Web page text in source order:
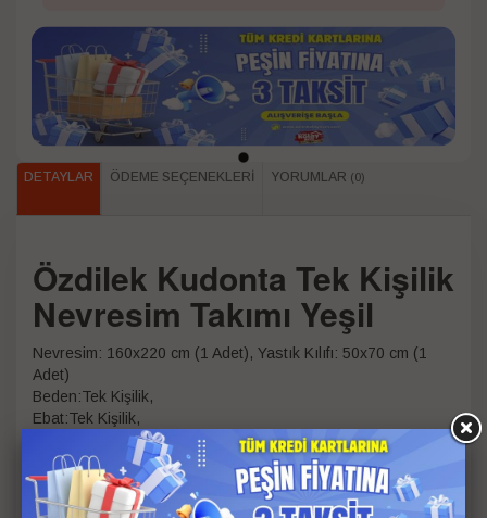
DETAYLAR ÖDEME SEÇENEKLERI YORUMLAR (0)
Özdilek Kudonta Tek Kişilik
Nevresim Takımı Yeşil
Nevresim: 160x220 cm (1 Adet), Yastık Kılıfı: 50x70 cm (1
Adet)
Beden:Tek Kişilik,
Ebat:Tek Kişilik,
Kumaş:%100 Pamuk
Kişi Bilgisi
Tek Kişilik